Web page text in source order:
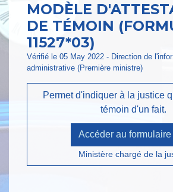
MODÈLE
DE TÉMOIN
11527*03)
Vérifié le 05 May 2022 - Direction de
administrative (Première ministre)
Permet d'indiquer à la justice
témoin d'un fait.
Accéder au formulaire
Ministère chargé de la